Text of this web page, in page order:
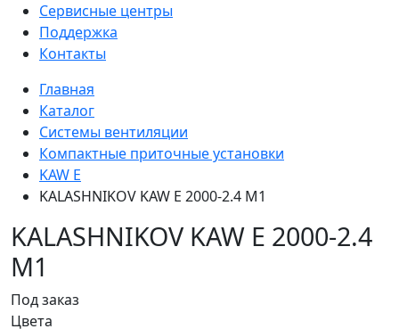
Сервисные центры
Поддержка
Контакты
Главная
Каталог
Системы вентиляции
Компактные приточные установки
KAW E
KALASHNIKOV KAW E 2000-2.4 M1
KALASHNIKOV KAW E 2000-2.4
M1
Под заказ
Цвета